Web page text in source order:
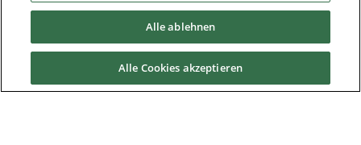
Service & Support
News & Media
Alle ablehnen
Alle Cookies akzeptieren